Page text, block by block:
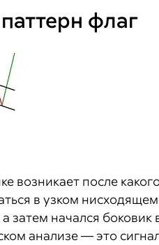
флаг
возникает после
в узком
затем начался
анализе — это